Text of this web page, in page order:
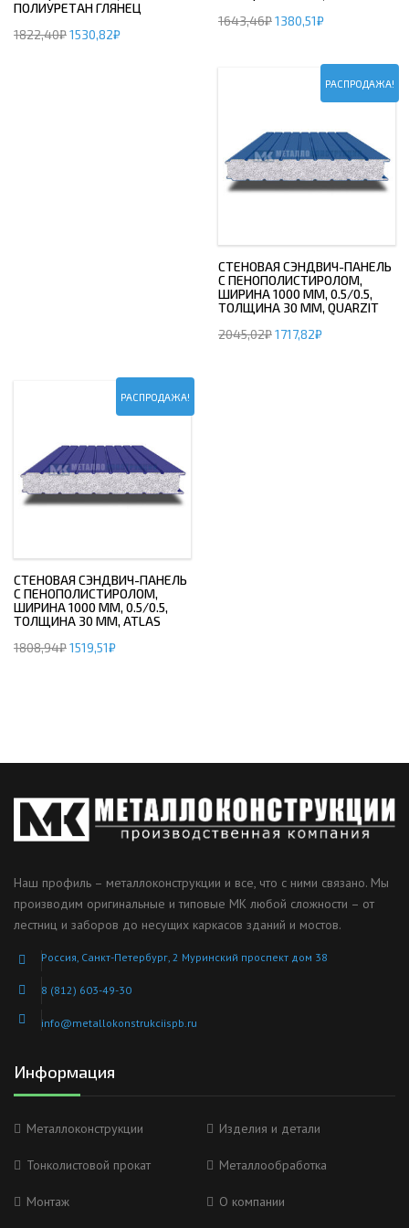
ПОЛИУРЕТАН ГЛЯНЕЦ
1822,40₽1530,82₽
1643,46₽1380,51₽
РАСПРОДАЖА!
СТЕНОВАЯ СЭНДВИЧ-ПАНЕЛЬ
С ПЕНОПОЛИСТИРОЛОМ,
ШИРИНА 1000 ММ, 0.5/0.5,
ТОЛЩИНА 30 ММ, QUARZIT
2045,02₽1717,82₽
РАСПРОДАЖА!
СТЕНОВАЯ СЭНДВИЧ-ПАНЕЛЬ
С ПЕНОПОЛИСТИРОЛОМ,
ШИРИНА 1000 ММ, 0.5/0.5,
ТОЛЩИНА 30 ММ, ATLAS
1808,94₽1519,51₽
Наш профиль – металлоконструкции и все, что с ними связано. Мы
производим оригинальные и типовые МК любой сложности – от
лестниц и заборов до несущих каркасов зданий и мостов.
Россия, Санкт-Петербург, 2 Муринский проспект дом 38
8 (812) 603-49-30
info@metallokonstrukciispb.ru
Информация
Металлоконструкции Изделия и детали
Тонколистовой прокат Металлообработка
Монтаж О компании